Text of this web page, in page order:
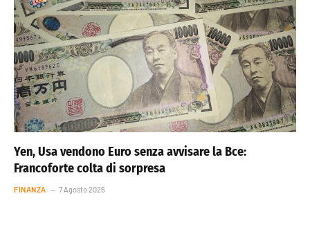
Yen, Usa vendono Euro senza avvisare la Bce:
Francoforte colta di sorpresa
FINANZA 7 Agosto 2026